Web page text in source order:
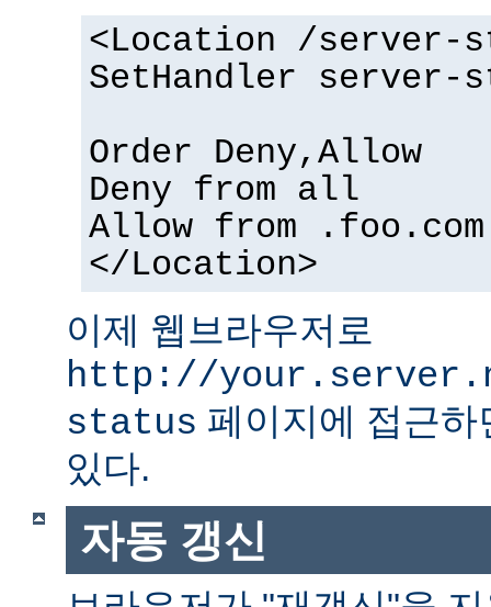
<Location /server-
SetHandler server-
Order Deny,Allow
Deny from all
Allow from .foo.com
</Location>
이제 웹브라우저로
http://
status 페이지에 접근
있다.
자동 갱신